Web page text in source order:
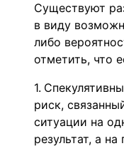
Существуют
в виду
либо
отметить, что
риск,
ситуации на
результат, а